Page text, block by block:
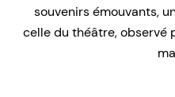
souvenirs émouvants,
celle du théâtre, observé